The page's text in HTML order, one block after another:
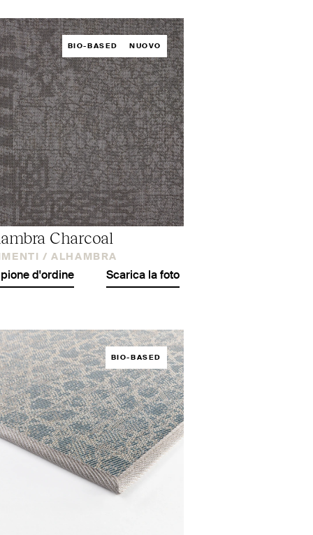
BIO-BASED NUOVO
Charcoal
/ ALHAMBRA
d'ordine Scarica la foto
BIO-BASED